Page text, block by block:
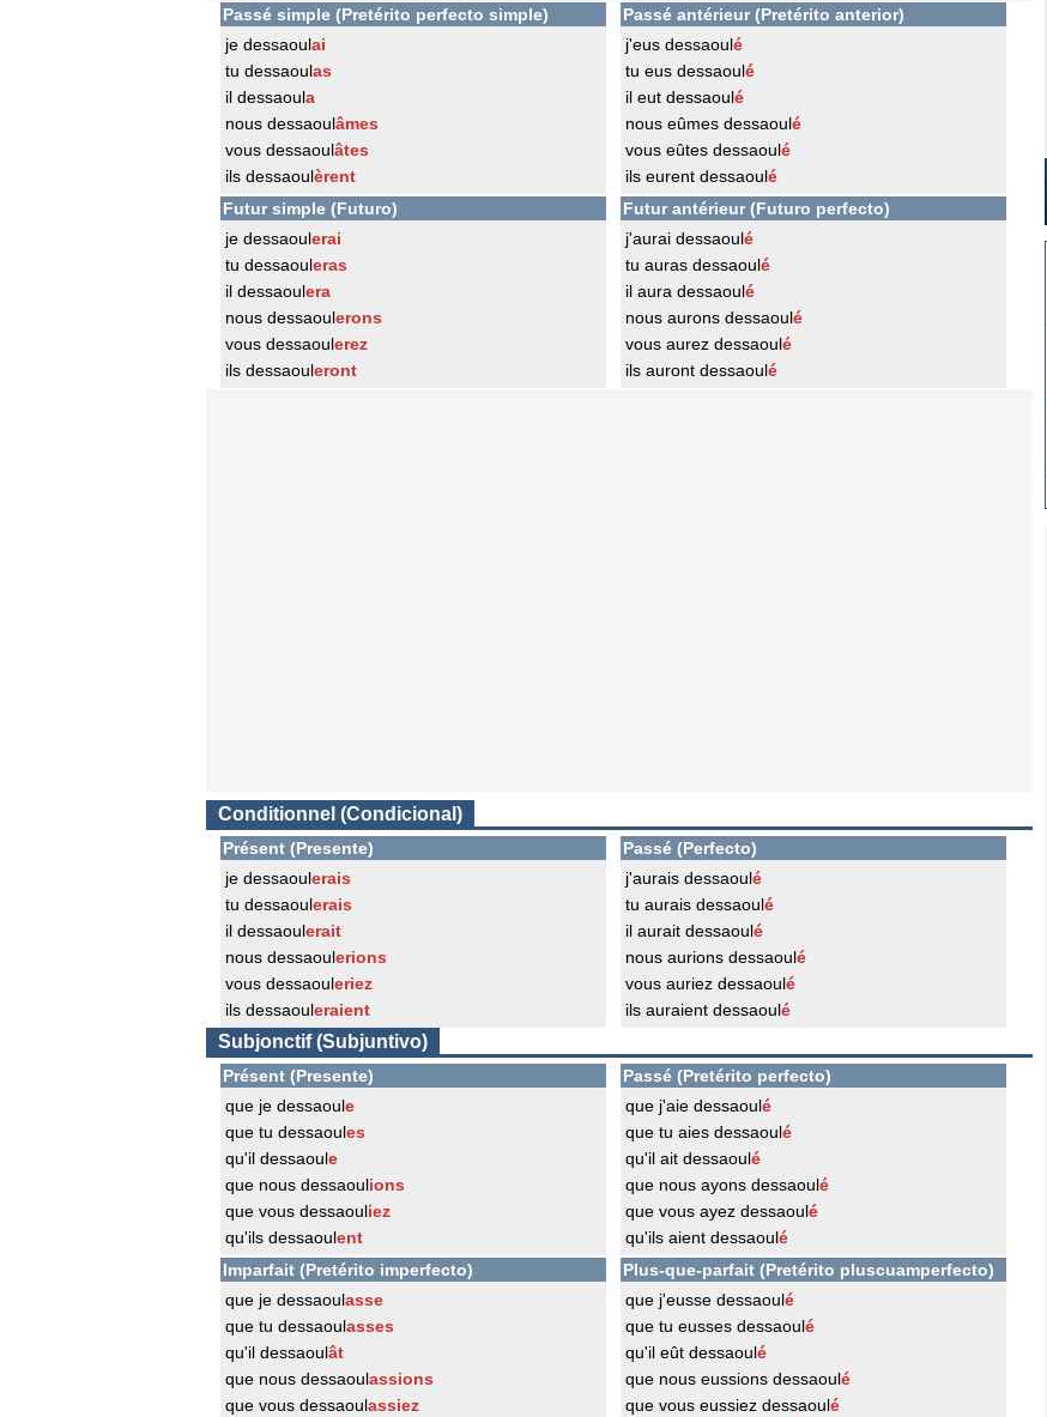
Passé simple (Pretérito perfecto simple)
je dessaoulai
tu dessaoulas
il dessaoula
nous dessaoulâmes
vous dessaoulâtes
ils dessaoulèrent
Passé antérieur (Pretérito anterior)
j'eus dessaoulé
tu eus dessaoulé
il eut dessaoulé
nous eûmes dessaoulé
vous eûtes dessaoulé
ils eurent dessaoulé
Futur simple (Futuro)
je dessaoulerai
tu dessaouleras
il dessaoulera
nous dessaoulerons
vous dessaoulerez
ils dessaouleront
Futur antérieur (Futuro perfecto)
j'aurai dessaoulé
tu auras dessaoulé
il aura dessaoulé
nous aurons dessaoulé
vous aurez dessaoulé
ils auront dessaoulé
Conditionnel (Condicional)
Présent (Presente)
je dessaoulerais
tu dessaoulerais
il dessaoulerait
nous dessaoulerions
vous dessaouleriez
ils dessaouleraient
Passé (Perfecto)
j'aurais dessaoulé
tu aurais dessaoulé
il aurait dessaoulé
nous aurions dessaoulé
vous auriez dessaoulé
ils auraient dessaoulé
Subjonctif (Subjuntivo)
Présent (Presente)
que je dessaoule
que tu dessaoules
qu'il dessaoule
que nous dessaoulions
que vous dessaouliez
qu'ils dessaoulent
Passé (Pretérito perfecto)
que j'aie dessaoulé
que tu aies dessaoulé
qu'il ait dessaoulé
que nous ayons dessaoulé
que vous ayez dessaoulé
qu'ils aient dessaoulé
Imparfait (Pretérito imperfecto)
que je dessaoulasse
que tu dessaoulasses
qu'il dessaoulât
que nous dessaoulassions
que vous dessaoulassiez
Plus-que-parfait (Pretérito pluscuamperfecto)
que j'eusse dessaoulé
que tu eusses dessaoulé
qu'il eût dessaoulé
que nous eussions dessaoulé
que vous eussiez dessaoulé